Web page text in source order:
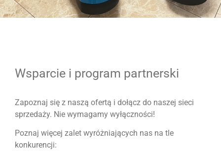
Wsparcie i program partnerski
Zapoznaj się z naszą ofertą i dołącz do naszej sieci
sprzedaży. Nie wymagamy wyłączności!
Poznaj więcej zalet wyróżniających nas na tle
konkurencji: